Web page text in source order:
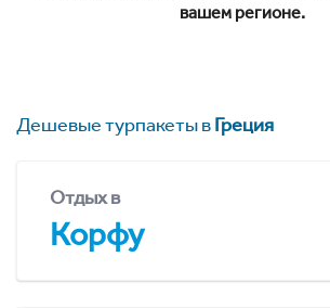
вашем регионе.
Дешевые турпакеты вГреция
Отдых в
Корфу